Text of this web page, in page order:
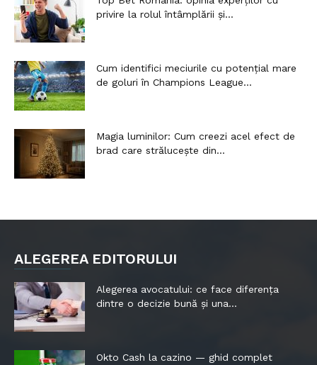
privire la rolul întâmplării și...
Cum identifici meciurile cu potențial mare
de goluri în Champions League...
Magia luminilor: Cum creezi acel efect de
brad care strălucește din...
ALEGEREA EDITORULUI
Alegerea avocatului: ce face diferența
dintre o decizie bună și una...
Okto Cash la cazino — ghid complet